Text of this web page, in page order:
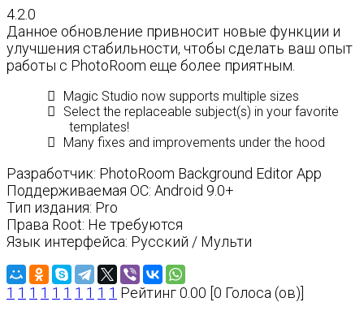
4.2.0
Данное обновление привносит новые функции и
улучшения стабильности, чтобы сделать ваш опыт
работы с PhotoRoom еще более приятным.
Magic Studio now supports multiple sizes
Select the replaceable subject(s) in your favorite
templates!
Many fixes and improvements under the hood
Разработчик: PhotoRoom Background Editor App
Поддерживаемая ОС: Android 9.0+
Тип издания: Pro
Права Root: Не требуются
Язык интерфейса: Русский / Мульти
1 1 1 1 1 1 1 1 1 1 Рейтинг 0.00 [0 Голоса (ов)]